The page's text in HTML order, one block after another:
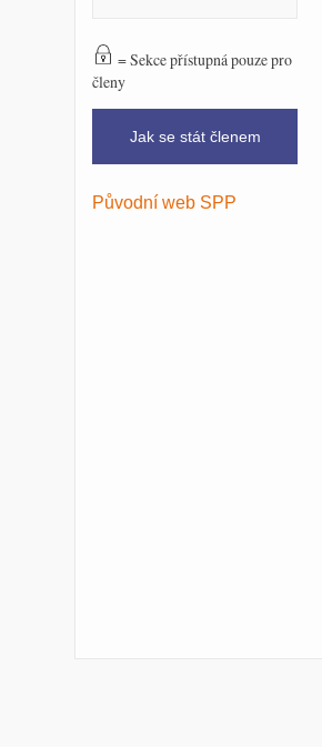
= Sekce přístupná pouze pro
členy
Jak se stát členem
Původní web SPP